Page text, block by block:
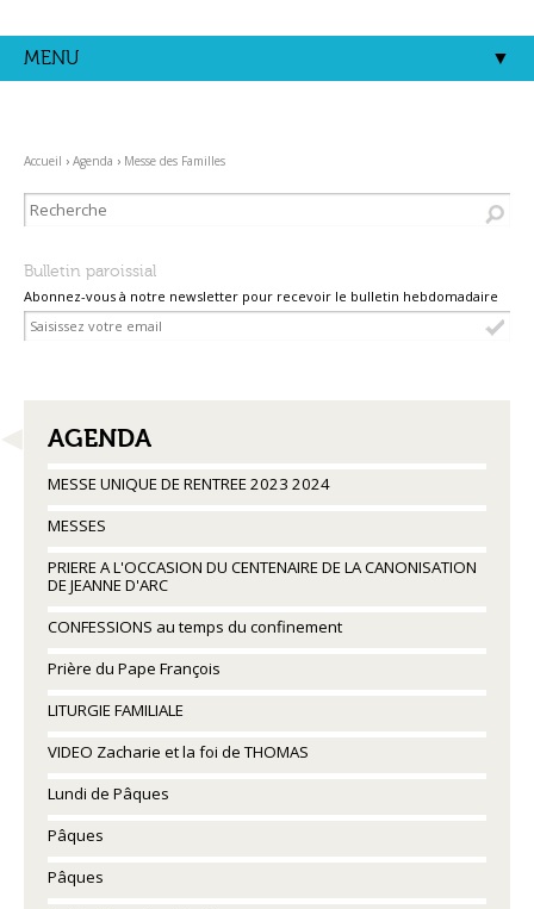
contenu.
|
MENU
Accueil › Agenda › Messe des Familles
Bulletin paroissial
Abonnez-vous à notre newsletter pour recevoir le bulletin hebdomadaire
NAVIGATION
AGENDA
MESSE UNIQUE DE RENTREE 2023 2024
MESSES
PRIERE A L'OCCASION DU CENTENAIRE DE LA CANONISATION
DE JEANNE D'ARC
CONFESSIONS au temps du confinement
Prière du Pape François
LITURGIE FAMILIALE
VIDEO Zacharie et la foi de THOMAS
Lundi de Pâques
Pâques
Pâques